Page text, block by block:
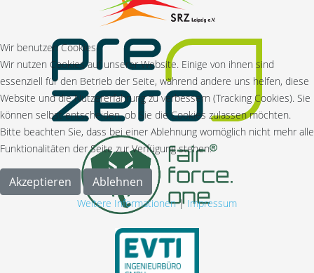
Wir benutzen Cookies
Wir nutzen Cookies auf unserer Website. Einige von ihnen sind
essenziell für den Betrieb der Seite, während andere uns helfen, diese
Website und die Nutzererfahrung zu verbessern (Tracking Cookies). Sie
können selbst entscheiden, ob Sie die Cookies zulassen möchten.
Bitte beachten Sie, dass bei einer Ablehnung womöglich nicht mehr alle
Funktionalitäten der Seite zur Verfügung stehen.
Akzeptieren Ablehnen
Weitere Informationen| Impressum